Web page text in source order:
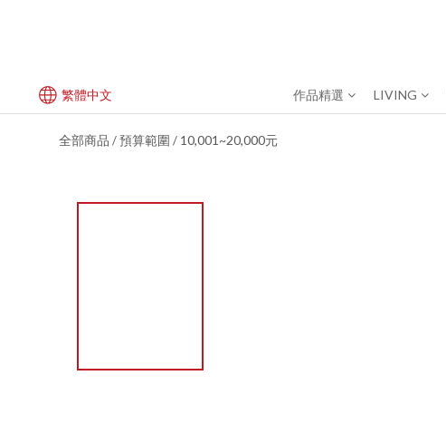
繁體中文 作品精選 LIVING
全部商品 /預算範圍 / 10,001~20,000元